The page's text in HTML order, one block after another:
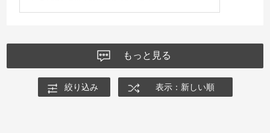
もっと見る
絞り込み 表示：新しい順